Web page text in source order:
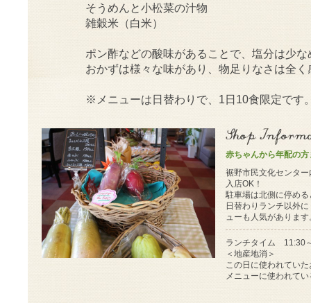
そうめんと小松菜の汁物
雑穀米（白米）
ポン酢などの酸味があることで、塩分は少な
おかずは様々な味があり、物足りなさは全
※メニューは日替わりで、1日10食限定です
赤ちゃんから年配の
裾野市民文化センタ
入店OK！
駐車場は北側に停め
日替わりランチ以外
ューも人気があります
ランチタイム 11:30
＜地産地消＞
この日に使われてい
メニューに使われて